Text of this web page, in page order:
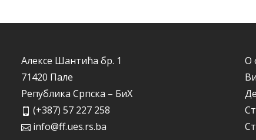
Алексе Шантића бр. 1
71420 Пале
Република Српска – БиХ
(+387) 57 227 258
info@ff.ues.rs.ba
О